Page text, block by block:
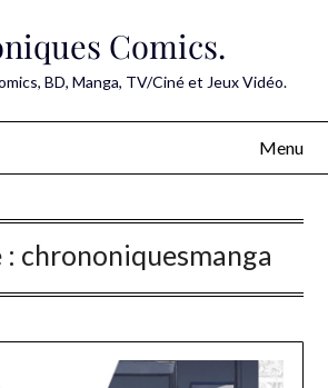
Comics.
BD, Manga, TV/Ciné et Jeux Vidéo.
Menu
chrononiquesmanga